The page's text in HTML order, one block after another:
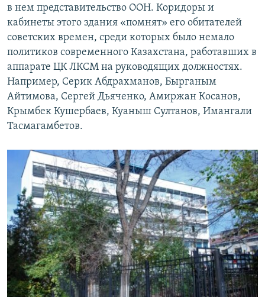
в нем представительство ООН. Коридоры и
кабинеты этого здания «помнят» его обитателей
советских времен, среди которых было немало
политиков современного Казахстана, работавших в
аппарате ЦК ЛКСМ на руководящих должностях.
Например, Серик Абдрахманов, Бырганым
Айтимова, Сергей Дьяченко, Амиржан Косанов,
Крымбек Кушербаев, Куаныш Султанов, Имангали
Тасмагамбетов.